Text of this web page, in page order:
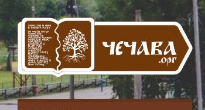
Skip
content
Skip
left
sidebar
Skip
footer